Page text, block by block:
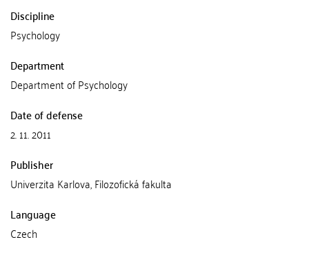
Discipline
Psychology
Department
Department of Psychology
Date of defense
2. 11. 2011
Publisher
Univerzita Karlova, Filozofická fakulta
Language
Czech